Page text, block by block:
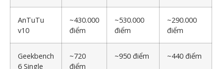
AnTuTu
v10
~430.000
điểm
~530.000
điểm
~290.000
điểm
Geekbench
6 Single
~720
điểm
~950 điểm ~440 điểm